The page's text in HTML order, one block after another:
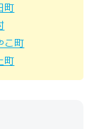
町
こ町
町